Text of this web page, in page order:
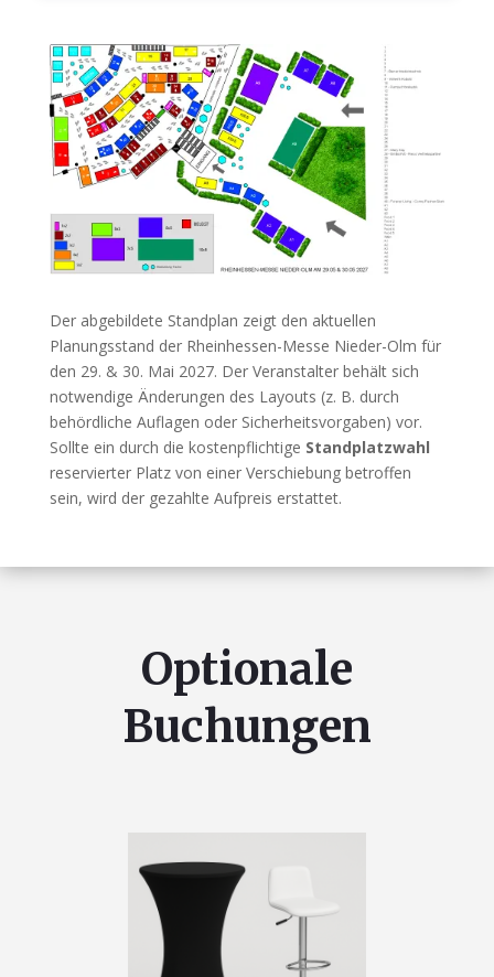
Der abgebildete Standplan zeigt den aktuellen
Planungsstand der Rheinhessen-Messe Nieder-Olm für
den 29. & 30. Mai 2027. Der Veranstalter behält sich
notwendige Änderungen des Layouts (z. B. durch
behördliche Auflagen oder Sicherheitsvorgaben) vor.
Sollte ein durch die kostenpflichtige Standplatzwahl
reservierter Platz von einer Verschiebung betroffen
sein, wird der gezahlte Aufpreis erstattet.
Optionale
Buchungen